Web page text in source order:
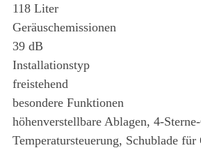
118 Liter
Geräuschemissionen
39 dB
Installationstyp
freistehend
besondere Funktionen
höhenverstellbare Ablagen, 4-
Temperatursteuerung, Schublade für